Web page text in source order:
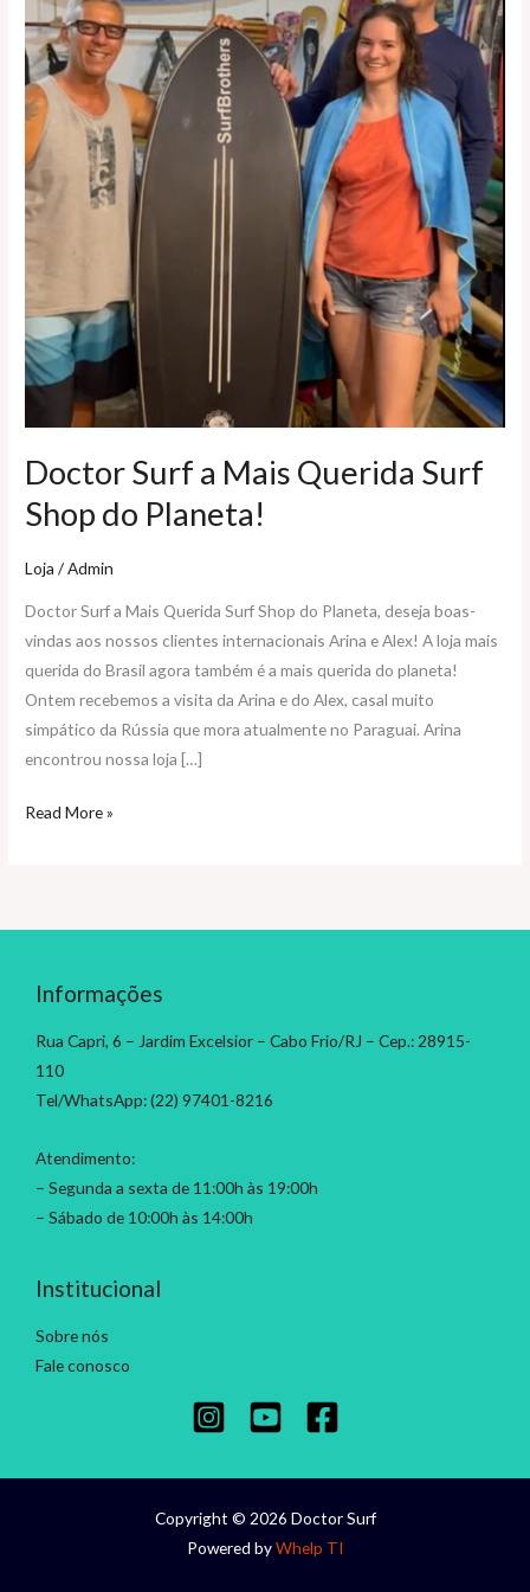
Doctor Surf a Mais Querida Surf
Shop do Planeta!
Loja /Admin
Doctor Surf a Mais Querida Surf Shop do Planeta, deseja boas-
vindas aos nossos clientes internacionais Arina e Alex! A loja mais
querida do Brasil agora também é a mais querida do planeta!
Ontem recebemos a visita da Arina e do Alex, casal muito
simpático da Rússia que mora atualmente no Paraguai. Arina
encontrou nossa loja […]
Doctor
Querida
Shop
Planeta!
Read More »
Informações
Rua Capri, 6 – Jardim Excelsior – Cabo Frio/RJ – Cep.: 28915-
110
Tel/WhatsApp: (22) 97401-8216
Atendimento:
– Segunda a sexta de 11:00h às 19:00h
– Sábado de 10:00h às 14:00h
Institucional
Sobre nós
Fale conosco
Copyright © 2026 Doctor Surf
Powered byWhelp TI